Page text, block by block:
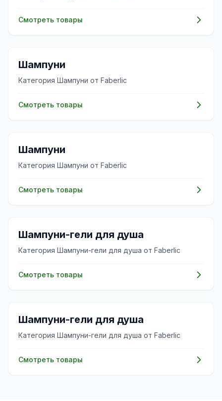
Смотреть товары
✨
Шампуни
Категория Шампуни от Faberlic
Смотреть товары
✨
Шампуни
Категория Шампуни от Faberlic
Смотреть товары
✨
Шампуни-гели для душа
Категория Шампуни-гели для душа от Faberlic
Смотреть товары
✨
Шампуни-гели для душа
Категория Шампуни-гели для душа от Faberlic
Смотреть товары